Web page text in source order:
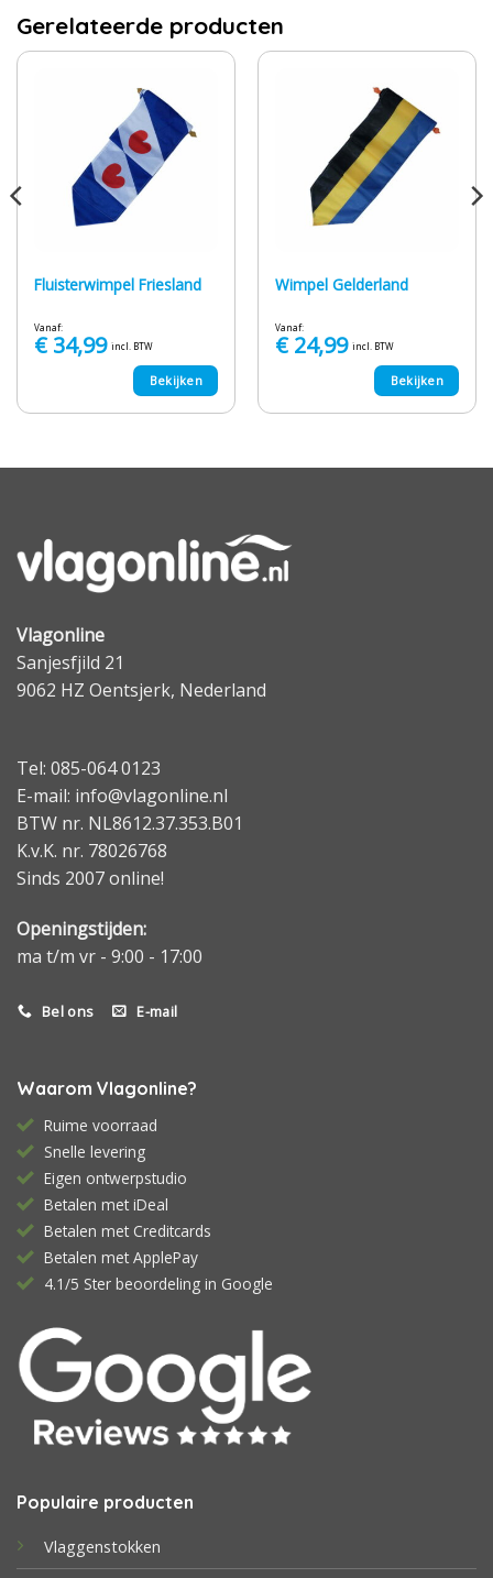
Gerelateerde producten
Fluisterwimpel Friesland
Vanaf:
€34,99 incl. BTW
Bekijken
Wimpel Gelderland
Vanaf:
€24,99 incl. BTW
Bekijken
Vlagonline
Sanjesfjild 21
9062 HZ Oentsjerk, Nederland
Tel: 085-064 0123
E-mail: info@vlagonline.nl
BTW nr. NL8612.37.353.B01
K.v.K. nr. 78026768
Sinds 2007 online!
Openingstijden:
ma t/m vr - 9:00 - 17:00
Bel ons E-mail
Waarom Vlagonline?
Ruime voorraad
Snelle levering
Eigen ontwerpstudio
Betalen met iDeal
Betalen met Creditcards
Betalen met ApplePay
4.1/5 Ster beoordeling in Google
Populaire producten
Vlaggenstokken